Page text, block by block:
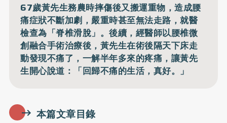
67歲黃先生務農時摔傷後又搬運重物，造成腰
痛症狀不斷加劇，嚴重時甚至無法走路，就醫
檢查為「脊椎滑脫」。後續，經醫師以腰椎微
創融合手術治療後，黃先生在術後隔天下床走
動發現不痛了，一解半年多來的疼痛，讓黃先
生開心說道：「回歸不痛的生活，真好。」
本篇文章目錄